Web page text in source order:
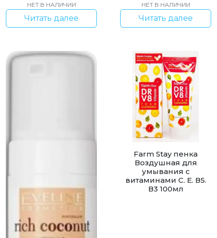
НЕТ В НАЛИЧИИ
Читать далее
НЕТ В НАЛИЧИИ
Читать далее
Farm Stay пенка
Воздушная для
умывания с
витаминами С. Е. В5.
В3 100мл